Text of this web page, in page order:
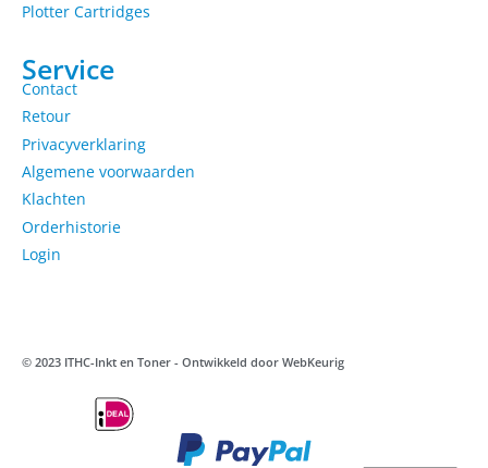
Plotter Cartridges
Service
Contact
Retour
Privacyverklaring
Algemene voorwaarden
Klachten
Orderhistorie
Login
© 2023 ITHC-Inkt en Toner - Ontwikkeld door WebKeurig